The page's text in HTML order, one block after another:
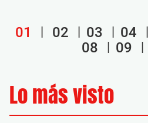
01 02 03 04
08
09
Lo más visto